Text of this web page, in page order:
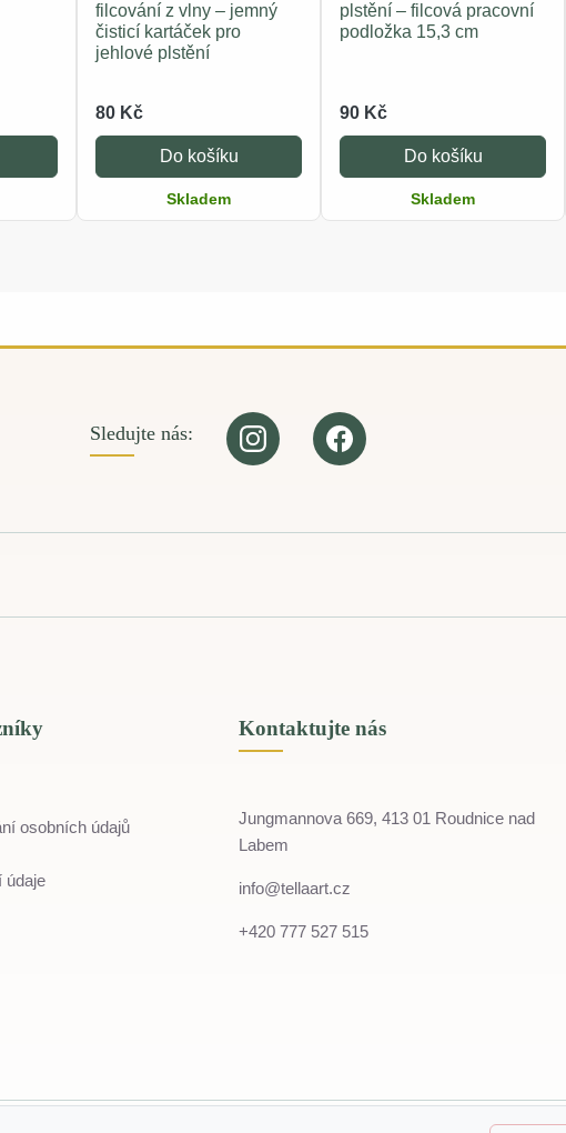
filcování z vlny – jemný
čisticí kartáček pro
jehlové plstění
80 Kč
Do košíku
Skladem
plstění – filcová pracovní
podložka 15,3 cm
90 Kč
Do košíku
Skladem
Sledujte nás:
osobních údajů
údaje
Kontaktujte nás
Jungmannova 669, 413 01 Roudnice nad
Labem
info@tellaart.cz
+420 777 527 515